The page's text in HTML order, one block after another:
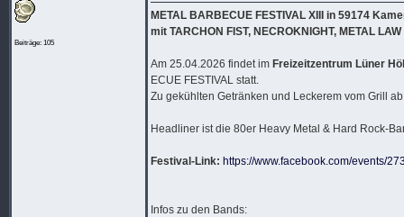
Beiträge: 105
METAL BARBECUE FESTIVAL XIII in 59174
mit TARCHON FIST, NECROKNIGHT, METAL
Am 25.04.2026 findet im Freizeitzentrum Lüner
ECUE FESTIVAL statt.
Zu gekühlten Getränken und Leckerem vom Grill
Headliner ist die 80er Heavy Metal & Hard Rock-
Festival-Link: https://www.facebook.com/events/
Infos zu den Bands: